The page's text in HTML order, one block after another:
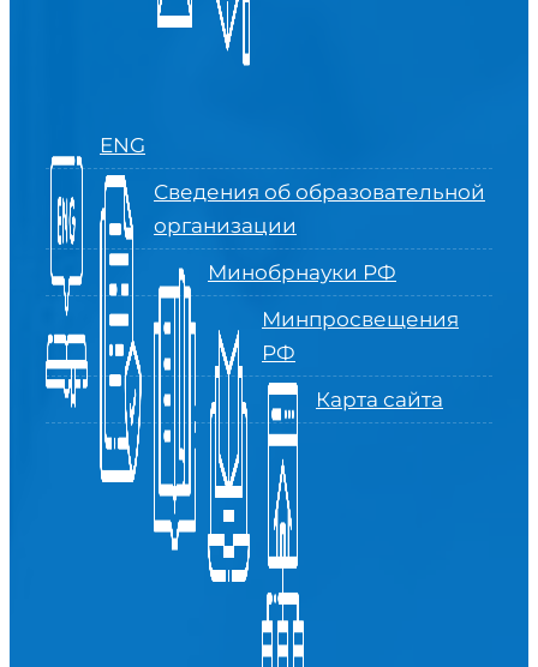
ENG
Сведения об образовательной
организации
Минобрнауки РФ
Минпросвещения
РФ
Карта сайта